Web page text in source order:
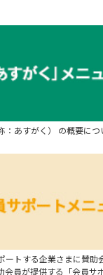
：あすがく） の概要につ
ートする企業さまに賛助
会員が提供する「会員サ